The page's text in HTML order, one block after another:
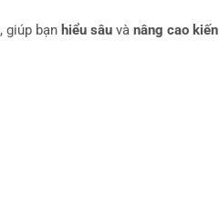
, giúp bạn hiểu sâu vànâng cao kiến